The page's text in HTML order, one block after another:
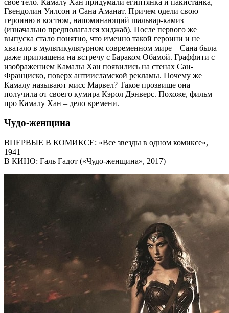
Гвендолин Уилсон и Сана Аманат. Причем одели свою
героиню в костюм, напоминающий шальвар-камиз
(изначально предполагался хиджаб). После первого же
выпуска стало понятно, что именно такой героини и не
хватало в мультикультурном современном мире – Сана была
даже приглашена на встречу с Бараком Обамой. Граффити с
изображением Камалы Хан появились на стенах Сан-
Франциско, поверх антиисламской рекламы. Почему же
Камалу называют мисс Марвел? Такое прозвище она
получила от своего кумира Кэрол Дэнверс. Похоже, фильм
про Камалу Хан – дело времени.
Чудо-женщина
ВПЕРВЫЕ В КОМИКСЕ: «Все звезды в одном комиксе»,
1941
В КИНО: Галь Гадот («Чудо-женщина», 2017)